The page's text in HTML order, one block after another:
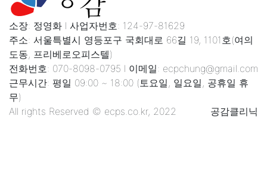
소장: 정영화 l 사업자번호: 124-97-81629
주소: 서울특별시 영등포구 국회대로 66길 19, 1101호(여의
도동, 프리베로오피스텔)
전화번호: 070-8098-0795 l 이메일: ecpchung@gmail.com
근무시간: 평일 09:00 ~ 18:00 (토요일, 일요일, 공휴일 휴
무)
All rights Reserved © ecps.co.kr, 2022
공감클리닉